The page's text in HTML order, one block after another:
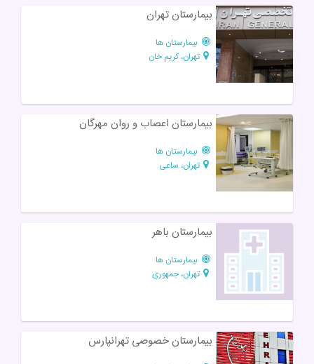
بیمارستان تهران
بیمارستان ها
تهران، کریم خان
بیمارستان اعصاب و روان مهرگان
بیمارستان ها
تهران، ساعی
بیمارستان باهر
بیمارستان ها
تهران، جمهوری
بیمارستان خصوصی تهرانپارس